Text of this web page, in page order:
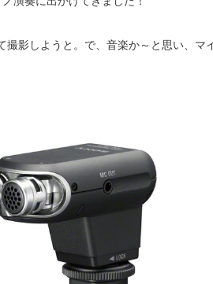
撮影しようと。で、音楽か～と思い、マ